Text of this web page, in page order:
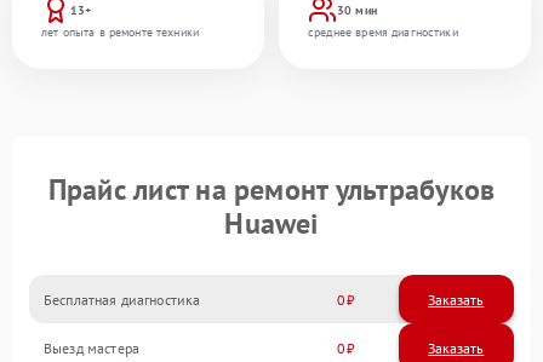
13+
лет опыта в ремонте техники
30 мин
среднее время диагностики
Прайс лист на ремонт ультрабуков
Huawei
Бесплатная диагностика 0 Заказать
Выезд мастера 0 Заказать